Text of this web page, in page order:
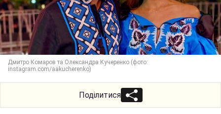
Дмитро Комаров та Олександра Кучеренко (фото:
instagram.com/aakucherenko)
Поділитися